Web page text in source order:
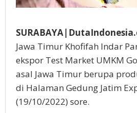
Jawa Timur Khofifah Indar
ekspor Test Market UMKM
asal Jawa Timur berupa
di Halaman Gedung Jatim
(19/10/2022) sore.